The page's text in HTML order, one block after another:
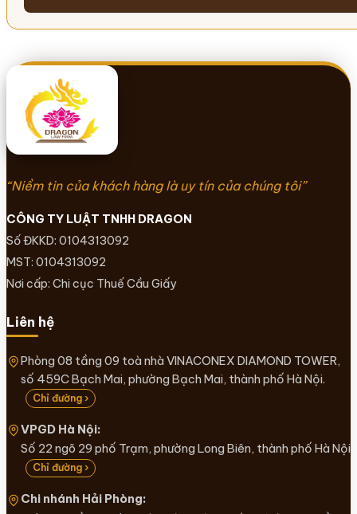
“Niềm tin của khách hàng là uy tín của chúng tôi”
CÔNG TY LUẬT TNHH DRAGON
Số ĐKKD: 0104313092
MST: 0104313092
Nơi cấp: Chi cục Thuế Cầu Giấy
Liên hệ
Phòng 08 tầng 09 toà nhà VINACONEX DIAMOND TOWER,
số 459C Bạch Mai, phường Bạch Mai, thành phố Hà Nội.
Chỉ đường ›
VPGD Hà Nội:
Số 22 ngõ 29 phố Trạm, phường Long Biên, thành phố Hà Nội
Chỉ đường ›
Chi nhánh Hải Phòng: